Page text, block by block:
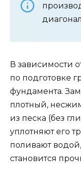
В зависимости
по подготовке
фундамента.
плотный,
из песка (без
уплотняют его
поливают
становится